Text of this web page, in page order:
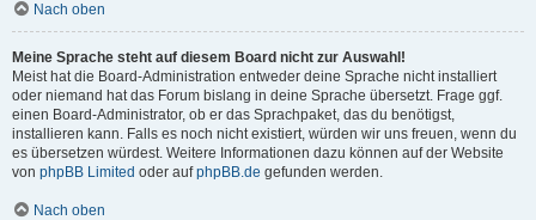
Nach oben
Meine Sprache steht auf diesem Board nicht zur Auswahl!
Meist hat die Board-Administration entweder deine Sprache nicht installiert
oder niemand hat das Forum bislang in deine Sprache übersetzt. Frage ggf.
einen Board-Administrator, ob er das Sprachpaket, das du benötigst,
installieren kann. Falls es noch nicht existiert, würden wir uns freuen, wenn du
es übersetzen würdest. Weitere Informationen dazu können auf der Website
von phpBB Limited oder aufphpBB.de gefunden werden.
Nach oben